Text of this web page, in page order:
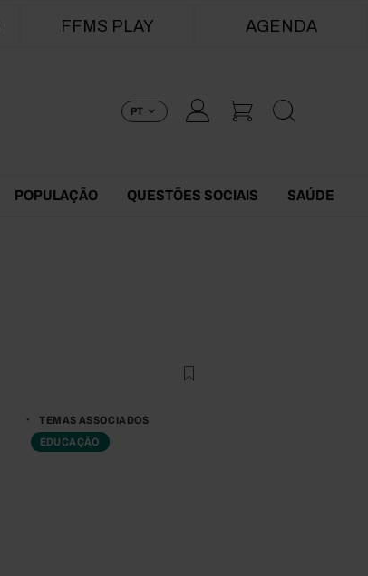
FFMS PLAY AGENDA
PT
POPULAÇÃO QUESTÕES SOCIAIS SAÚDE
TEMAS ASSOCIADOS
EDUCAÇÃO